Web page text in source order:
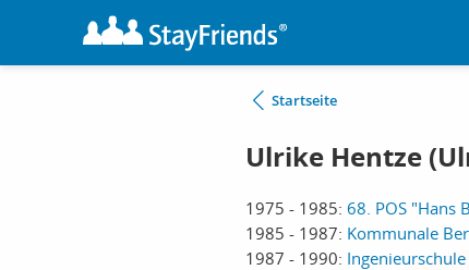
Startseite
Ulrike Hentze
1975 - 1985: 68. POS "Hans
1985 - 1987: Kommunale
1987 - 1990: